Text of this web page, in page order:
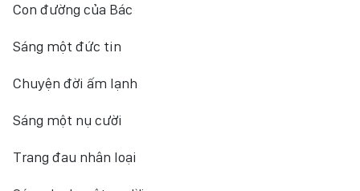
Con đường của Bác
Sáng một đức tin
Chuyện đời ấm lạnh
Sáng một nụ cười
Trang đau nhân loại